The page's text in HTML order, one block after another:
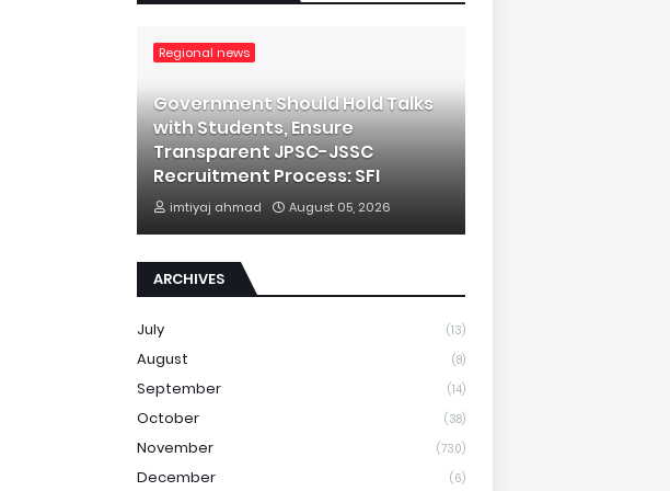
Regional news
Government Should Hold Talks
with Students, Ensure
Transparent JPSC-JSSC
Recruitment Process: SFI
imtiyaj ahmad August 05, 2026
ARCHIVES
July (13)
August (8)
September (14)
October (38)
November (730)
December (6)